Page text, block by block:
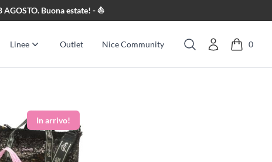
Buona estate! - ⛵
Linee Outlet Nice Community
Cerca
0